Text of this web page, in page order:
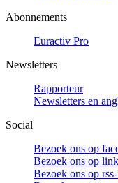
Abonnements
Euractiv Pro
Newsletters
Rapporteur
Newsletters en
Social
Bezoek ons op
Bezoek ons op
Bezoek ons op